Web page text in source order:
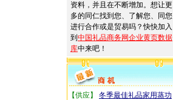
资料，并且在不断增加。想让更
多的同仁找到您、了解您、同您
进行合作或是贸易吗？快快加入
到 中国礼品商务网企业黄页数据
库中来吧！
【供应】
冬季最佳礼品家用蒸功